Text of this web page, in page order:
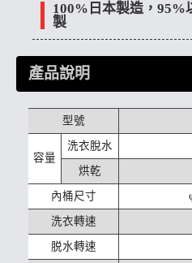
100%日本製造，95%
製
產品說明
型號
容量
洗衣脫水
烘乾
內桶尺寸
洗衣轉速
脱水轉速